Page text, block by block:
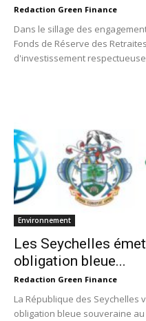
Redaction Green Finance
Dans le sillage des
Fonds de Réserve des
d'investissement
Environnement
Les Seychelles
obligation bleue...
Redaction Green Finance
La République des Seychelles
obligation bleue souveraine